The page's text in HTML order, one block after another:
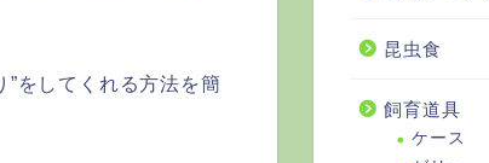
をしてくれる方法を簡
昆虫食
飼育道具
ケース